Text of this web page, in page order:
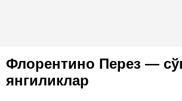
Флорентино Перез —
янгиликлар